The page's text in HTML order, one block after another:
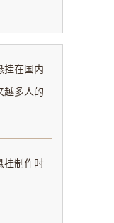
挂在国内
越多人的
挂制作时